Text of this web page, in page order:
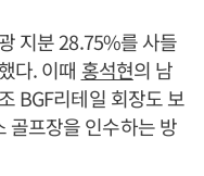
지분 28.75%를 사들
다. 이때 홍석현의 남
BGF리테일 회장도 보
골프장을 인수하는 방